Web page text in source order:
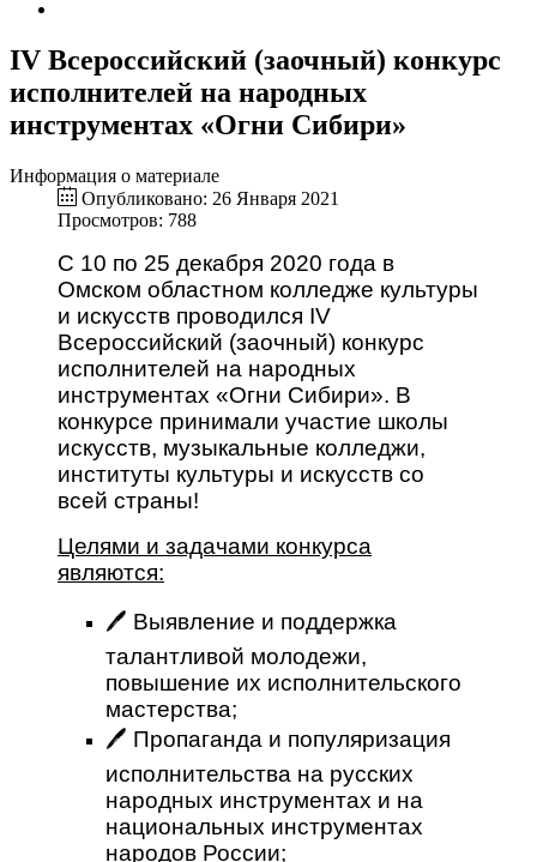
IV Всероссийский (заочный) конкурс
исполнителей на народных
инструментах «Огни Сибири»
Информация о материале
Опубликовано: 26 Января 2021
Просмотров: 788
С 10 по 25 декабря 2020 года в
Омском областном колледже культуры
и искусств проводился IV
Всероссийский (заочный) конкурс
исполнителей на народных
инструментах «Огни Сибири». В
конкурсе принимали участие школы
искусств, музыкальные колледжи,
институты культуры и искусств со
всей страны!
Целями и задачами конкурса
являются:
🖊 Выявление и поддержка
талантливой молодежи,
повышение их исполнительского
мастерства;
🖊 Пропаганда и популяризация
исполнительства на русских
народных инструментах и на
национальных инструментах
народов России;